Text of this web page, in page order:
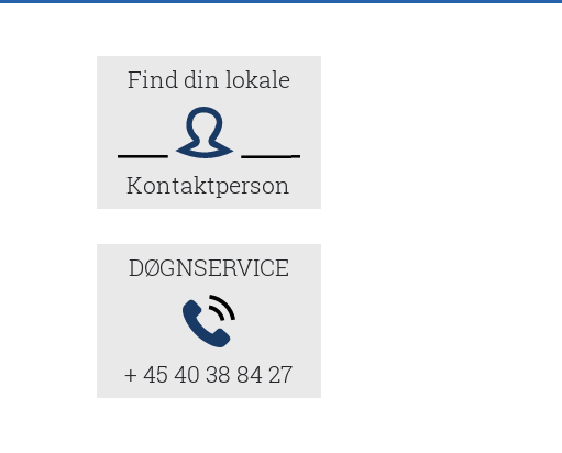
Find din lokale
Kontaktperson
DØGNSERVICE
+ 45 40 38 84 27